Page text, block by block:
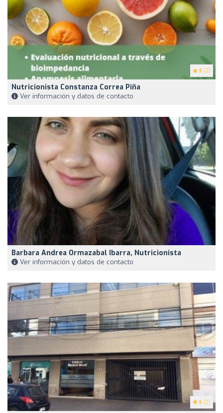
5 (2)
Nutricionista Constanza Correa Piña
Ver información y datos de contacto
Barbara Andrea Ormazabal Ibarra, Nutricionista
Ver información y datos de contacto
5 (2)